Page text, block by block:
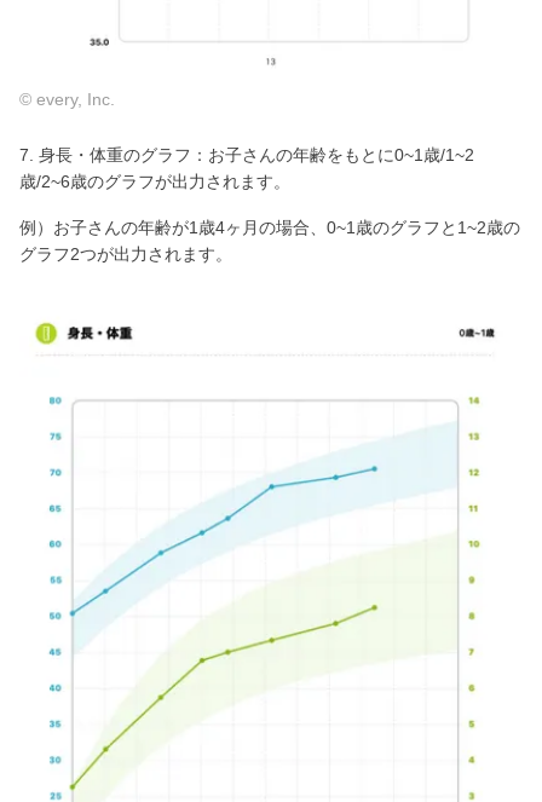
© every, Inc.
7. 身長・体重のグラフ：お子さんの年齢をもとに0~1歳/1~2
歳/2~6歳のグラフが出力されます。
例）お子さんの年齢が1歳4ヶ月の場合、0~1歳のグラフと1~2歳の
グラフ2つが出力されます。